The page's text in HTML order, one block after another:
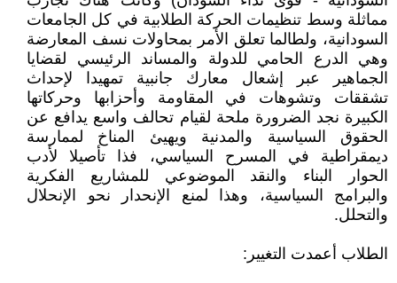
مماثلة وسط تنظيمات الحركة الطلابية في كل الجامعات
السودانية، ولطالما تعلق الأمر بمحاولات نسف المعارضة
وهي الدرع الحامي للدولة والمساند الرئيسي لقضايا
الجماهير عبر إشعال معارك جانبية تمهيدا لإحداث
تشققات وتشوهات في المقاومة وأحزابها وحركاتها
الكبيرة نجد الضرورة ملحة لقيام تحالف واسع يدافع عن
الحقوق السياسية والمدنية ويهيئ المناخ لممارسة
ديمقراطية في المسرح السياسي، فذا تأصيلا لأدب
الحوار البناء والنقد الموضوعي للمشاريع الفكرية
والبرامج السياسية، وهذا لمنع الإنحدار نحو الإنحلال
والتحلل.
الطلاب أعمدت التغيير: